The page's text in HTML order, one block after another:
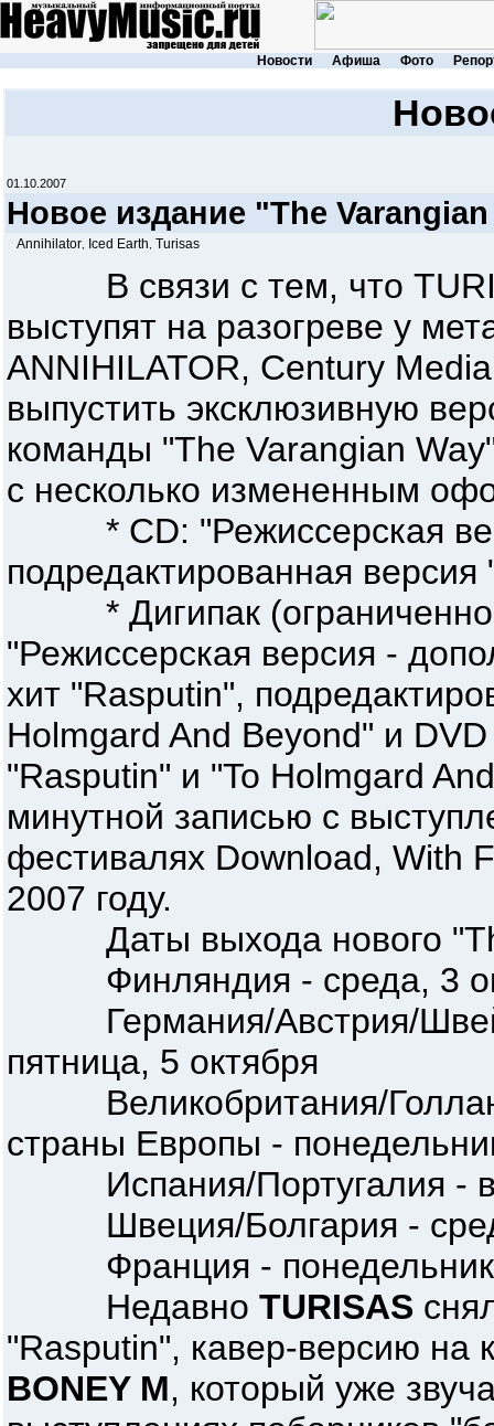
Новости Афиша Фото
01.10.2007
Новое издание "The
Annihilator Iced Earth Turisas
В связи с тем, что
выступят на разогреве у
ANNIHILATOR, Century
выпустить эксклюзивную
команды "The Varangian
с несколько измененным
* CD: "Режиссерская
подредактированная
* Дигипак
"Режиссерская версия -
хит "Rasputin",
Holmgard And Beyond" и
"Rasputin" и "To Holmgard
минутной записью с
фестивалях Download, With
2007 году.
Даты выхода нового
Финляндия - среда, 3
Германия/Австрия/
пятница, 5 октября
Великобритания/
страны Европы -
Испания/Португалия -
Швеция/Болгария -
Франция - понедельник,
Недавно TURISAS
"Rasputin", кавер-версию на
BONEY M, который уже